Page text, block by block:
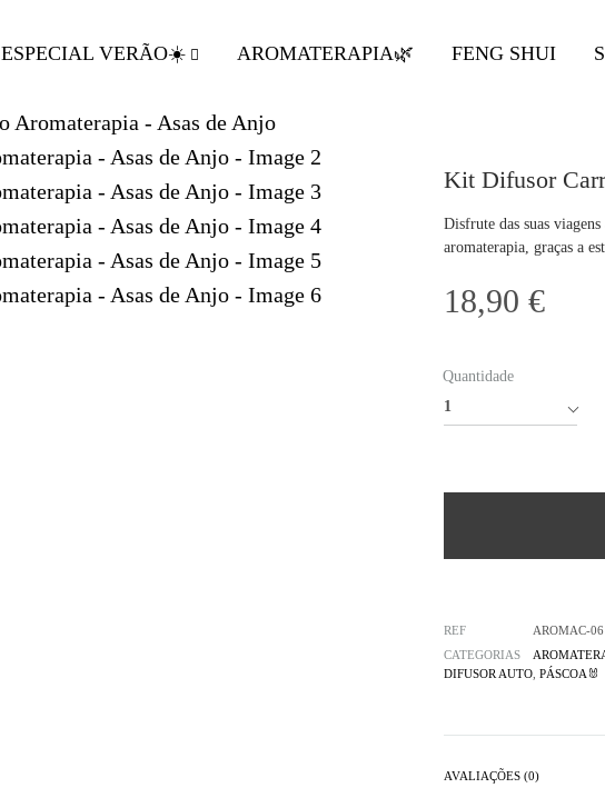
ESPECIAL VERÃO☀️ AROMATERAPIA🌿 FENG SHUI
Kit Difusor
Disfrute das suas
aromaterapia, graças a
18,90 €
Quantidade
REF
AROMAC-06
CATEGORIAS
DIFUSOR AUTO PÁSCOA🐰
AVALIAÇÕES (0)